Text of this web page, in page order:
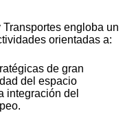
engloba un
orientadas a:
de gran
del espacio
integración del